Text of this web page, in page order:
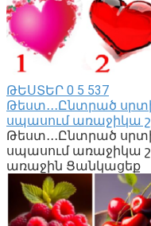
ԹԵՍՏԵՐ 0 5 537
Թեստ․․․Ընտրած
սպասում առաջիկա
Թեստ․․․Ընտրած
սպասում առաջիկա
առաջին Ցանկացեք